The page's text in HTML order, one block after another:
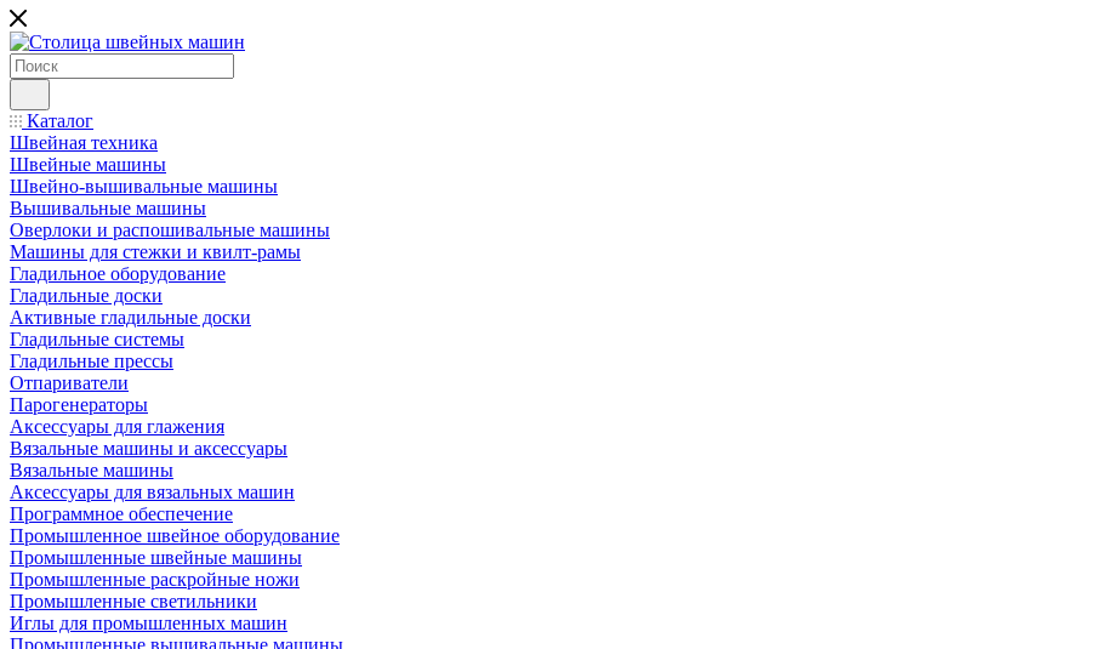
Каталог
Швейная техника
Швейные машины
Швейно-вышивальные машины
Вышивальные машины
Оверлоки и распошивальные машины
Машины для стежки и квилт-рамы
Гладильное оборудование
Гладильные доски
Активные гладильные доски
Гладильные системы
Гладильные прессы
Отпариватели
Парогенераторы
Аксессуары для глажения
Вязальные машины и аксессуары
Вязальные машины
Аксессуары для вязальных машин
Программное обеспечение
Промышленное швейное оборудование
Промышленные швейные машины
Промышленные раскройные ножи
Промышленные светильники
Иглы для промышленных машин
Промышленные вышивальные машины